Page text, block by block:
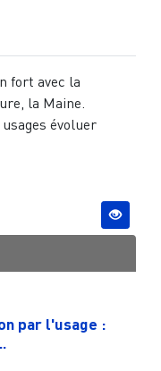
fort avec la
la Maine.
évoluer
par l'usage :